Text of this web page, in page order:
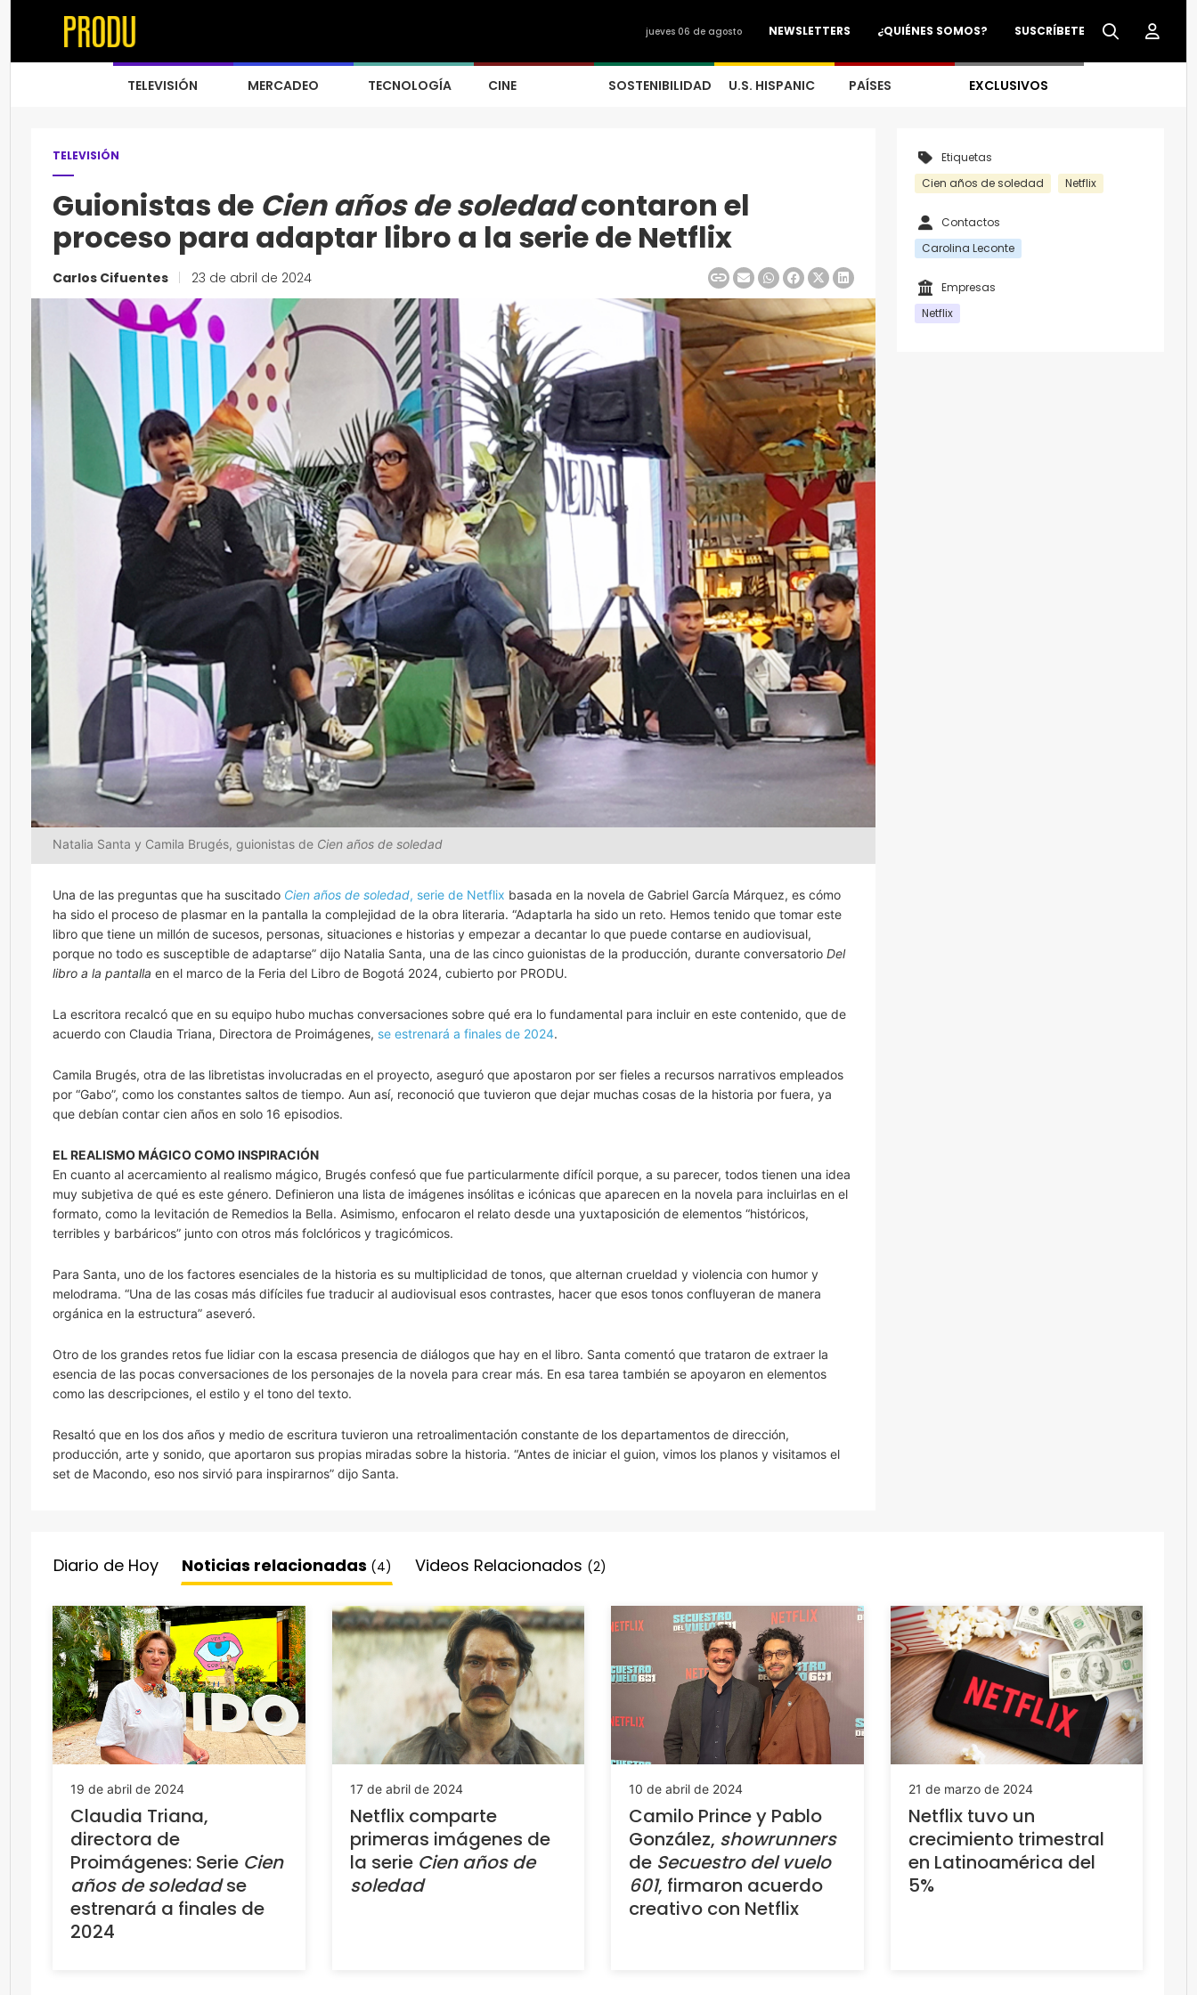
SUSCRÍBETE
¿QUIÉNES SOMOS?
NEWSLETTERS
jueves 06 de agosto
TELEVISIÓN MERCADEO TECNOLOGÍA CINE SOSTENIBILIDAD U.S. HISPANIC PAÍSES EXCLUSIVOS
TELEVISIÓN
Guionistas de Cien años de soledadcontaron el
proceso para adaptar libro a la serie de Netflix
Carlos Cifuentes 23 de abril de 2024
Natalia Santa y Camila Brugés, guionistas de Cien años de soledad
Una de las preguntas que ha suscitado Cien años de soledad, serie de Netflix basada en la novela de Gabriel García Márquez, es cómo
ha sido el proceso de plasmar en la pantalla la complejidad de la obra literaria. “Adaptarla ha sido un reto. Hemos tenido que tomar este
libro que tiene un millón de sucesos, personas, situaciones e historias y empezar a decantar lo que puede contarse en audiovisual,
porque no todo es susceptible de adaptarse” dijo Natalia Santa, una de las cinco guionistas de la producción, durante conversatorio Del
libro a la pantalla en el marco de la Feria del Libro de Bogotá 2024, cubierto por PRODU.
La escritora recalcó que en su equipo hubo muchas conversaciones sobre qué era lo fundamental para incluir en este contenido, que de
acuerdo con Claudia Triana, Directora de Proimágenes, se estrenará a finales de 2024.
Camila Brugés, otra de las libretistas involucradas en el proyecto, aseguró que apostaron por ser fieles a recursos narrativos empleados
por “Gabo”, como los constantes saltos de tiempo. Aun así, reconoció que tuvieron que dejar muchas cosas de la historia por fuera, ya
que debían contar cien años en solo 16 episodios.
EL REALISMO MÁGICO COMO INSPIRACIÓN
En cuanto al acercamiento al realismo mágico, Brugés confesó que fue particularmente difícil porque, a su parecer, todos tienen una idea
muy subjetiva de qué es este género. Definieron una lista de imágenes insólitas e icónicas que aparecen en la novela para incluirlas en el
formato, como la levitación de Remedios la Bella. Asimismo, enfocaron el relato desde una yuxtaposición de elementos “históricos,
terribles y barbáricos” junto con otros más folclóricos y tragicómicos.
Para Santa, uno de los factores esenciales de la historia es su multiplicidad de tonos, que alternan crueldad y violencia con humor y
melodrama. “Una de las cosas más difíciles fue traducir al audiovisual esos contrastes, hacer que esos tonos confluyeran de manera
orgánica en la estructura” aseveró.
Otro de los grandes retos fue lidiar con la escasa presencia de diálogos que hay en el libro. Santa comentó que trataron de extraer la
esencia de las pocas conversaciones de los personajes de la novela para crear más. En esa tarea también se apoyaron en elementos
como las descripciones, el estilo y el tono del texto.
Resaltó que en los dos años y medio de escritura tuvieron una retroalimentación constante de los departamentos de dirección,
producción, arte y sonido, que aportaron sus propias miradas sobre la historia. “Antes de iniciar el guion, vimos los planos y visitamos el
set de Macondo, eso nos sirvió para inspirarnos” dijo Santa.
Etiquetas
Cien años de soledad
Netflix
Contactos
Carolina Leconte
Empresas
Netflix
Diario de Hoy Noticias relacionadas (4) Videos Relacionados (2)
19 de abril de 2024
Claudia Triana,
directora de
Proimágenes: Serie Cien
años de soledadse
estrenará a finales de
2024
17 de abril de 2024
Netflix comparte
primeras imágenes de
la serie Cien años de
soledad
10 de abril de 2024
Camilo Prince y Pablo
González, showrunners
de Secuestro del vuelo
601, firmaron acuerdo
creativo con Netflix
21 de marzo de 2024
Netflix tuvo un
crecimiento trimestral
en Latinoamérica del
5%